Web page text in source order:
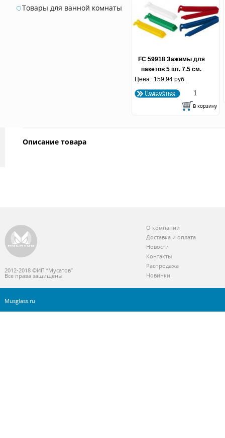
Товары для ванной комнаты
FC 59918 Зажимы для
пакетов 5 шт. 7.5 см.
Цена: 159,94 руб.
Подробнее
Описание товара
2012-2018 ©ИП “Мусатов”
Все права защищены
О компании
Доставка и оплата
Новости
Контакты
Распродажа
Новинки
Musglass.ru